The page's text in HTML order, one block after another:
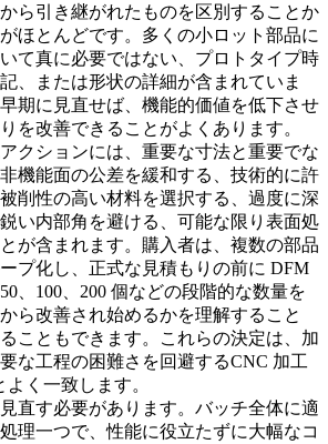
ら引き継がれたものを区別することか
ほとんどです。多くの小ロット部品に
て真に必要ではない、プロトタイプ時
、または形状の詳細が含まれていま
期に見直せば、機能的価値を低下させ
を改善できることがよくあります。
クションには、重要な寸法と重要でな
機能面の公差を緩和する、技術的に許
削性の高い材料を選択する、過度に深
い内部角を避ける、可能な限り表面処
が含まれます。購入者は、複数の部品
プ化し、正式な見積もりの前に DFM
、100、200 個などの段階的な数量を
ら改善され始めるかを理解すること
こともできます。これらの決定は、加
な工程の困難さを回避するCNC 加工
よく一致します。
直す必要があります。バッチ全体に適
理一つで、性能に役立たずに大幅なコ